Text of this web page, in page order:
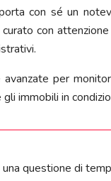
con sé un
con
per
immobili in
questione di